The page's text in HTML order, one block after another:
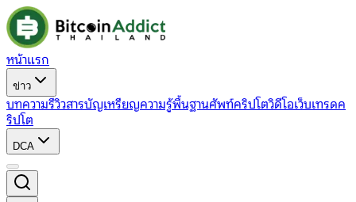
หน้าแรก
ข่าว
บทความรีวิวสารบัญเหรียญความรู้พื้นฐานศัพท์คริปโตวิดีโอเว็บเทรดค
ริปโต
DCA